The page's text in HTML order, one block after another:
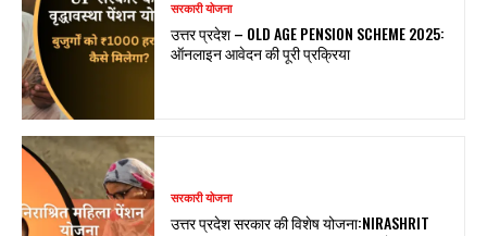
सरकारी योजना
उत्तर प्रदेश – OLD AGE PENSION SCHEME 2025:
ऑनलाइन आवेदन की पूरी प्रक्रिया
सरकारी योजना
उत्तर प्रदेश सरकार की विशेष योजना:NIRASHRIT